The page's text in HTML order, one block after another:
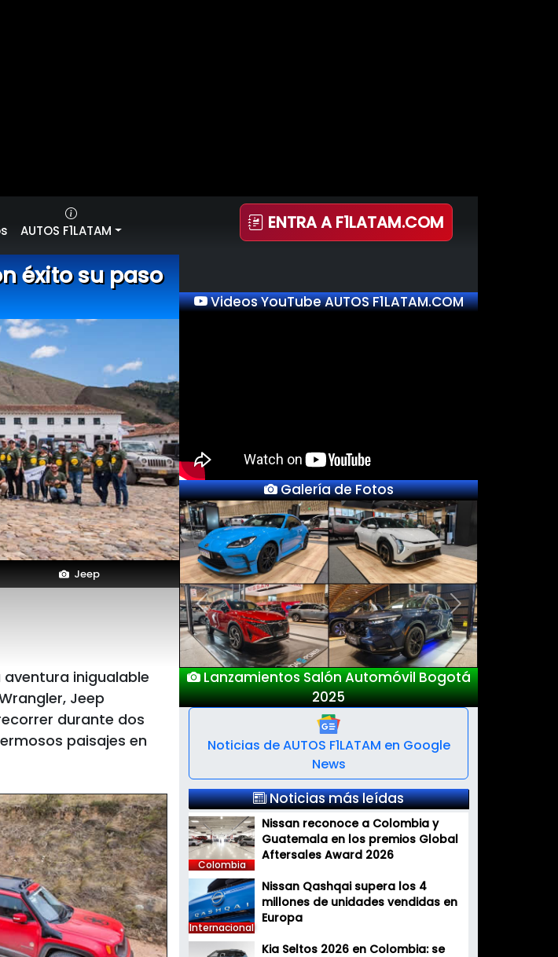
AUTOS F1LATAM ENTRA A F1LATAM.COM
éxito su paso
Jeep
aventura inigualable
Jeep
durante dos
paisajes en
Videos YouTube AUTOS F1LATAM.COM
Galería de Fotos
Lanzamientos Salón Automóvil Bogotá
Nuevo Deepal S05
Previous Next
Noticias de AUTOS F1LATAM en Google
News
Noticias más leídas
Colombia
Nissan reconoce a Colombia y
Guatemala en los premios Global
Aftersales Award 2026
Internacional
Nissan Qashqai supera los 4
millones de unidades vendidas en
Europa
Kia Seltos 2026 en Colombia: se